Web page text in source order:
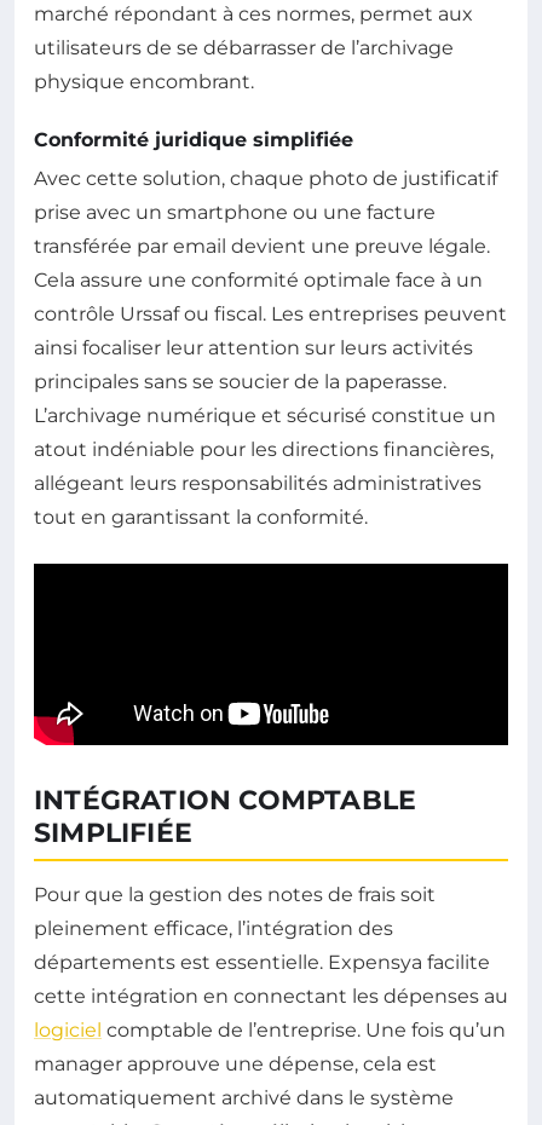
marché répondant à ces normes, permet aux
utilisateurs de se débarrasser de l’archivage
physique encombrant.
Conformité juridique simplifiée
Avec cette solution, chaque photo de justificatif
prise avec un smartphone ou une facture
transférée par email devient une preuve légale.
Cela assure une conformité optimale face à un
contrôle Urssaf ou fiscal. Les entreprises peuvent
ainsi focaliser leur attention sur leurs activités
principales sans se soucier de la paperasse.
L’archivage numérique et sécurisé constitue un
atout indéniable pour les directions financières,
allégeant leurs responsabilités administratives
tout en garantissant la conformité.
INTÉGRATION COMPTABLE
SIMPLIFIÉE
Pour que la gestion des notes de frais soit
pleinement efficace, l’intégration des
départements est essentielle. Expensya facilite
cette intégration en connectant les dépenses au
logiciel comptable de l’entreprise. Une fois qu’un
manager approuve une dépense, cela est
automatiquement archivé dans le système